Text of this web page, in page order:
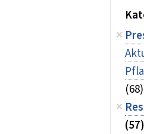
(68)
(57)